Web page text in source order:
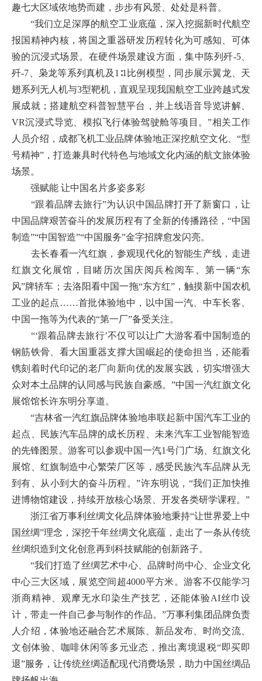
趣七大区域依地势而建，步步有风景、处处是科普。
“我们立足深厚的航空工业底蕴，深入挖掘新时代航空
报国精神内核，将国之重器研发历程转化为可感知、可体
验的沉浸式场景。在硬件场景建设方面，集中陈列歼-5、
歼-7、枭龙等系列真机及1∶1比例模型，同步展示翼龙、天
翅系列无人机与3型靶机，直观呈现我国航空工业跨越式发
展成就；搭建航空科普智慧平台，并上线语音导览讲解、
VR沉浸式导览、模拟飞行体验驾驶舱等项目。”相关工作
人员介绍，成都飞机工业品牌体验地正深挖航空文化、“型
号精神”，打造兼具时代特色与地域文化内涵的航文旅体验
场景。
强赋能 让中国名片多姿多彩
“跟着品牌去旅行”为认识中国品牌打开了新窗口，让
中国品牌艰苦奋斗的发展历程有了全新的传播路径，“中国
制造”“中国智造”“中国服务”金字招牌愈发闪亮。
去长春看一汽红旗，参观现代化的智能生产线，走进
红旗文化展馆，目睹历次国庆阅兵检阅车、第一辆“东
风”牌轿车；去洛阳看中国一拖“东方红”，触摸新中国农机
工业的起点……首批体验地中，以中国一汽、中车长客、
中国一拖等为代表的“第一厂”备受关注。
“‘跟着品牌去旅行’不仅可以让广大游客看中国制造的
钢筋铁骨、看大国重器支撑大国崛起的使命担当，还能看
镌刻着时代印记的老厂向新向优的发展实践，切实增强大
众对本土品牌的认同感与民族自豪感。”中国一汽红旗文化
展馆馆长许东明分享道。
“吉林省一汽红旗品牌体验地串联起新中国汽车工业的
起点、民族汽车品牌的成长历程、未来汽车工业智能智造
的先锋图景。游客可以参观中国一汽1号门广场、红旗文化
展馆、红旗制造中心繁荣厂区等，感受民族汽车品牌从无
到有、从小到大的奋斗历程。”许东明说，“我们正加快推
进博物馆建设，持续开放核心场景、开发各类研学课程。”
浙江省万事利丝绸文化品牌体验地秉持“让世界爱上中
国丝绸”理念，深挖千年丝绸文化底蕴，走出了一条从传统
丝绸织造到文化创意再到科技赋能的创新路子。
“我们打造了丝绸艺术中心、品牌时尚中心、企业文化
中心三大区域，展览空间超4000平方米。游客不仅能学习
浙商精神、观摩无水印染生产技艺，还能体验AI丝巾设
计，带走一件自己参与制作的作品。”万事利集团品牌负责
人介绍，体验地还融合艺术展陈、新品发布、时尚交流、
文创体验、咖啡休闲等多元业态，推出离境退税“即买即
退”服务，让传统丝绸适配现代消费场景，助力中国丝绸品